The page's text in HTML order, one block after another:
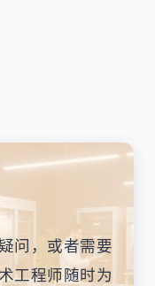
问，或者需要
工程师随时为